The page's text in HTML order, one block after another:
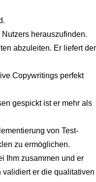
herauszufinden.
abzuleiten. Er liefert
Copywritings perfekt
gespickt ist er mehr als
von Test-
zu ermöglichen.
Ihm zusammen und er
er die qualitativen